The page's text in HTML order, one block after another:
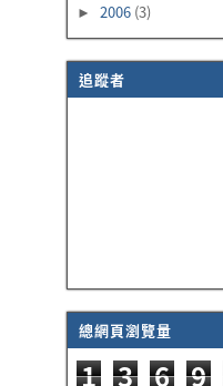
► 2006 (3)
追蹤者
總網頁瀏覽量
1 3 6 9